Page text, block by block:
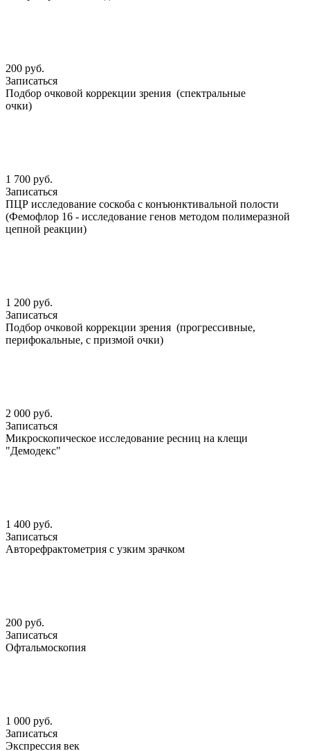
200 руб.
Записаться
Подбор очковой коррекции зрения (спектральные
очки)
1 700 руб.
Записаться
ПЦР исследование соскоба с конъюнктивальной полости
(Фемофлор 16 - исследование генов методом полимеразной
цепной реакции)
1 200 руб.
Записаться
Подбор очковой коррекции зрения (прогрессивные,
перифокальные, с призмой очки)
2 000 руб.
Записаться
Микроскопическое исследование ресниц на клещи
"Демодекс"
1 400 руб.
Записаться
Авторефрактометрия с узким зрачком
200 руб.
Записаться
Офтальмоскопия
1 000 руб.
Записаться
Экспрессия век